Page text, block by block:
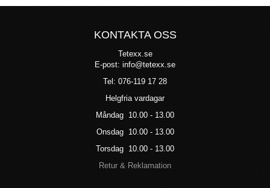
KONTAKTA OSS
Tetexx.se
E-post: info@tetexx.se
Tel: 076-119 17 28
Helgfria vardagar
Måndag 10.00 - 13.00
Onsdag 10.00 - 13.00
Torsdag 10.00 - 13.00
Retur & Reklamation